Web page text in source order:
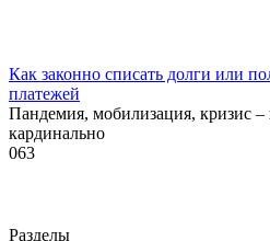
Как законно списать долги или
платежей
Пандемия, мобилизация, кризис –
кардинально
063
Разделы